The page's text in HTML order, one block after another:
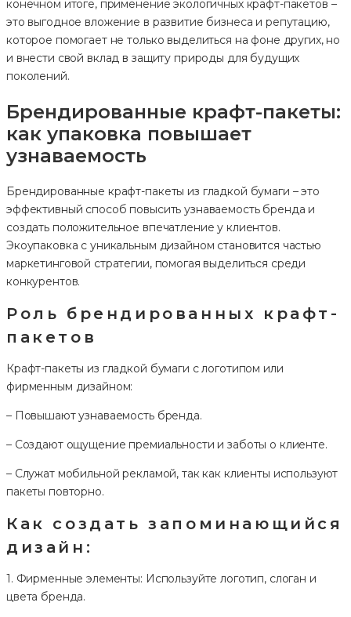
конечном итоге, применение экологичных крафт-пакетов –
это выгодное вложение в развитие бизнеса и репутацию,
которое помогает не только выделиться на фоне других, но
и внести свой вклад в защиту природы для будущих
поколений.
Брендированные крафт-пакеты:
как упаковка повышает
узнаваемость
Брендированные крафт-пакеты из гладкой бумаги – это
эффективный способ повысить узнаваемость бренда и
создать положительное впечатление у клиентов.
Экоупаковка с уникальным дизайном становится частью
маркетинговой стратегии, помогая выделиться среди
конкурентов.
Роль брендированных крафт-
пакетов
Крафт-пакеты из гладкой бумаги с логотипом или
фирменным дизайном:
– Повышают узнаваемость бренда.
– Создают ощущение премиальности и заботы о клиенте.
– Служат мобильной рекламой, так как клиенты используют
пакеты повторно.
Как создать запоминающийся
дизайн:
1. Фирменные элементы: Используйте логотип, слоган и
цвета бренда.